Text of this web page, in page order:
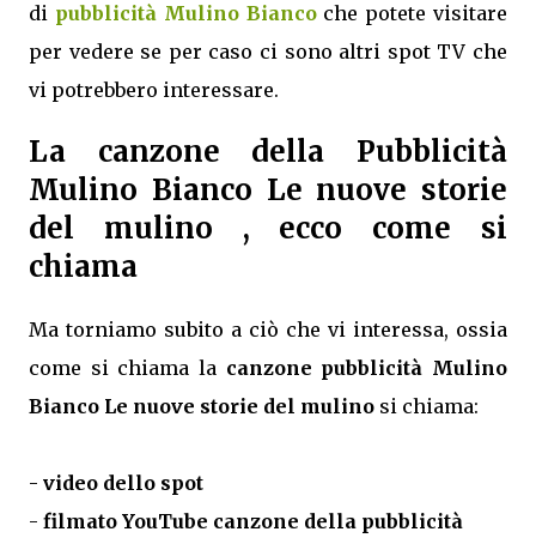
di pubblicità Mulino Biancoche potete visitare
per vedere se per caso ci sono altri spot TV che
vi potrebbero interessare.
La canzone della Pubblicità
Mulino Bianco Le nuove storie
del mulino , ecco come si
chiama
Ma torniamo subito a ciò che vi interessa, ossia
come si chiama la canzone pubblicità Mulino
Bianco Le nuove storie del mulino si chiama:
- video dello spot
- filmato YouTube canzone della pubblicità